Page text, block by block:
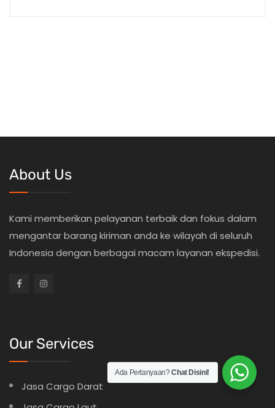
About Us
Kami memberikan pelayanan terbaik dan fokus dalam
mengantar barang kiriman anda ke wilayah di seluruh
Indonesia dengan berbagai macam layanan ekspedisi.
Our Services
Jasa Cargo Darat
Ada Pertanyaan?Chat Disini!